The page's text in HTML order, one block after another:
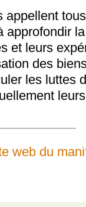
appellent
approfondir
et leurs
des
les luttes
web du